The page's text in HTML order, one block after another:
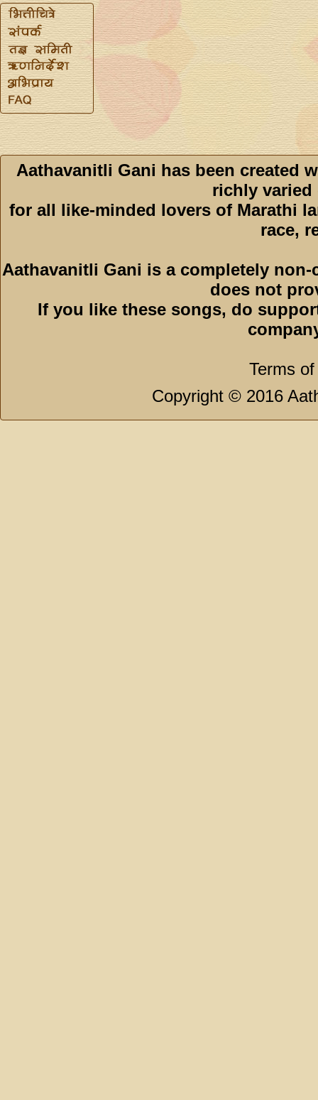
Aathavanitli Gani has been created
richly varied
for all like-minded lovers of Marathi
race,
Aathavanitli Gani is a completely
does not
If you like these songs, do
Terms
Copyright © 2016